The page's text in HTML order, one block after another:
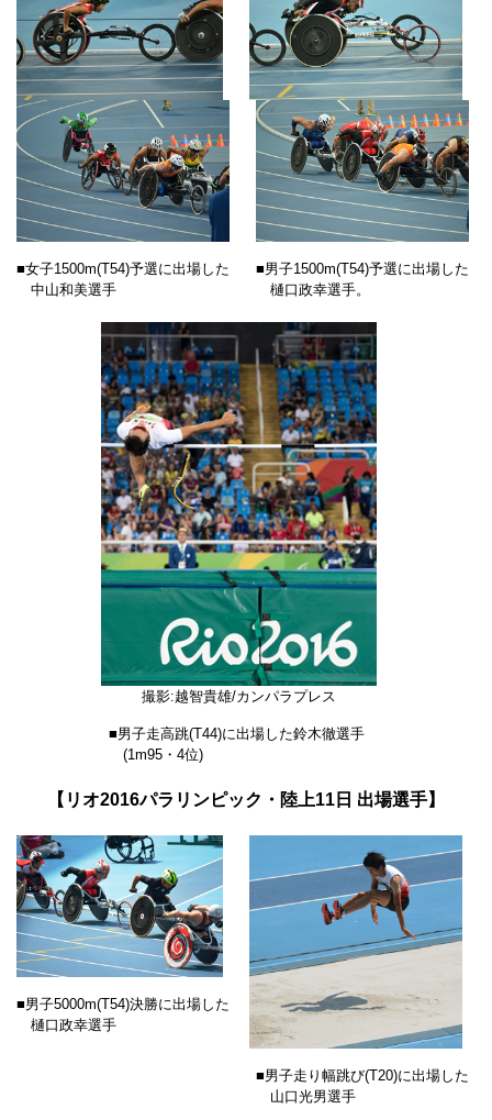
■女子1500m(T54)予選に出場した
中山和美選手
■男子1500m(T54)予選に出場した
樋口政幸選手。
撮影:越智貴雄/カンパラプレス
■男子走高跳(T44)に出場した鈴木徹選手
(1m95・4位)
【リオ2016パラリンピック・陸上11日 出場選手】
■男子5000m(T54)決勝に出場した
樋口政幸選手
■男子走り幅跳び(T20)に出場した
山口光男選手